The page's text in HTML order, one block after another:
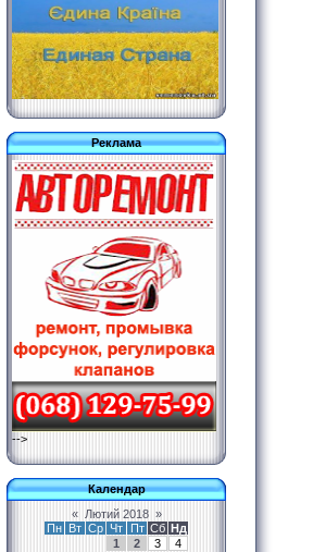
Реклама
-->
Календар
«
Лютий 2018 »
Пн Вт Ср Чт Пт Сб Нд
1
2 3
4